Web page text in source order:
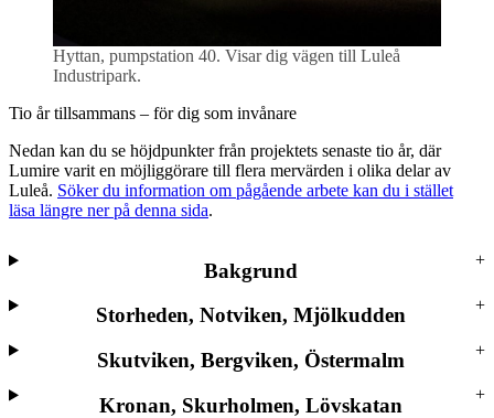
Hyttan, pumpstation 40. Visar dig vägen till Luleå
Industripark.
Tio år tillsammans – för dig som invånare
Nedan kan du se höjdpunkter från projektets senaste tio år, där
Lumire varit en möjliggörare till flera mervärden i olika delar av
Luleå. Söker du information om pågående arbete kan du i stället
läsa längre ner på denna sida.
Bakgrund
Storheden, Notviken, Mjölkudden
Skutviken, Bergviken, Östermalm
Kronan, Skurholmen, Lövskatan